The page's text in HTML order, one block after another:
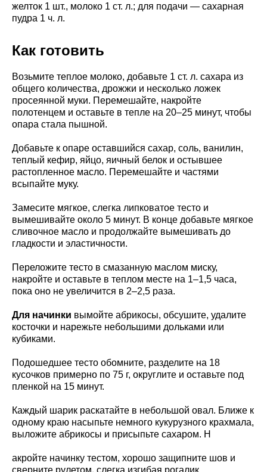
желток 1 шт., молоко 1 ст. л.; для подачи — сахарная
пудра 1 ч. л.
Как готовить
Возьмите теплое молоко, добавьте 1 ст. л. сахара из
общего количества, дрожжи и несколько ложек
просеянной муки. Перемешайте, накройте
полотенцем и оставьте в тепле на 20–25 минут, чтобы
опара стала пышной.
Добавьте к опаре оставшийся сахар, соль, ванилин,
теплый кефир, яйцо, яичный белок и остывшее
растопленное масло. Перемешайте и частями
всыпайте муку.
Замесите мягкое, слегка липковатое тесто и
вымешивайте около 5 минут. В конце добавьте мягкое
сливочное масло и продолжайте вымешивать до
гладкости и эластичности.
Переложите тесто в смазанную маслом миску,
накройте и оставьте в теплом месте на 1–1,5 часа,
пока оно не увеличится в 2–2,5 раза.
Для начинки вымойте абрикосы, обсушите, удалите
косточки и нарежьте небольшими дольками или
кубиками.
Подошедшее тесто обомните, разделите на 18
кусочков примерно по 75 г, округлите и оставьте под
пленкой на 15 минут.
Каждый шарик раскатайте в небольшой овал. Ближе к
одному краю насыпьте немного кукурузного крахмала,
выложите абрикосы и присыпьте сахаром. Н
акройте начинку тестом, хорошо защипните шов и
сверните рулетом, слегка изгибая рогалик